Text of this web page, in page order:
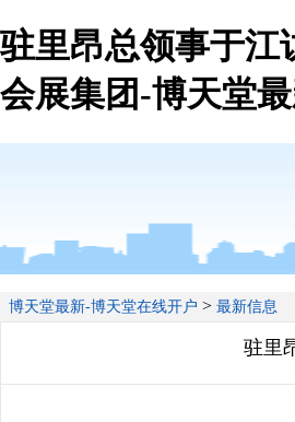
驻里昂总领事于江
会展集团-博天堂
博天堂最新-博天堂在线开户 > 最新信息
驻里